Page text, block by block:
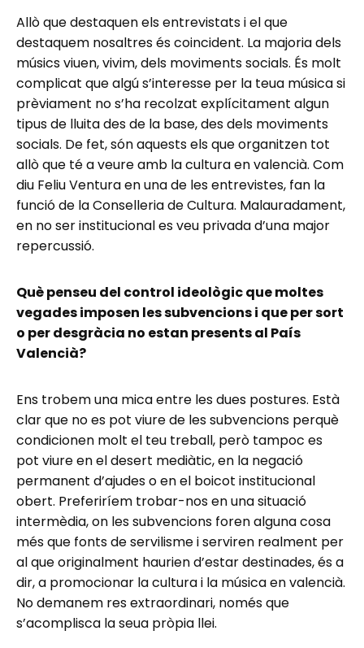
Allò que destaquen els entrevistats i el que
destaquem nosaltres és coincident. La majoria dels
músics viuen, vivim, dels moviments socials. És molt
complicat que algú s’interesse per la teua música si
prèviament no s’ha recolzat explícitament algun
tipus de lluita des de la base, des dels moviments
socials. De fet, són aquests els que organitzen tot
allò que té a veure amb la cultura en valencià. Com
diu Feliu Ventura en una de les entrevistes, fan la
funció de la Conselleria de Cultura. Malauradament,
en no ser institucional es veu privada d’una major
repercussió.
Què penseu del control ideològic que moltes
vegades imposen les subvencions i que per sort
o per desgràcia no estan presents al País
Valencià?
Ens trobem una mica entre les dues postures. Està
clar que no es pot viure de les subvencions perquè
condicionen molt el teu treball, però tampoc es
pot viure en el desert mediàtic, en la negació
permanent d’ajudes o en el boicot institucional
obert. Preferiríem trobar-nos en una situació
intermèdia, on les subvencions foren alguna cosa
més que fonts de servilisme i serviren realment per
al que originalment haurien d’estar destinades, és a
dir, a promocionar la cultura i la música en valencià.
No demanem res extraordinari, només que
s’acomplisca la seua pròpia llei.